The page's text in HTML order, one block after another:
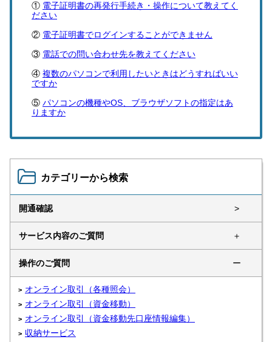
電子証明書の再発行手続き・操作について教えてく
ださい
電子証明書でログインすることができません
電話での問い合わせ先を教えてください
複数のパソコンで利用したいときはどうすればいい
ですか
パソコンの機種やOS、ブラウザソフトの指定はあ
りますか
カテゴリーから検索
開通確認 >
サービス内容のご質問 ＋
操作のご質問 ー
オンライン取引（各種照会）
オンライン取引（資金移動）
オンライン取引（資金移動先口座情報編集）
収納サービス